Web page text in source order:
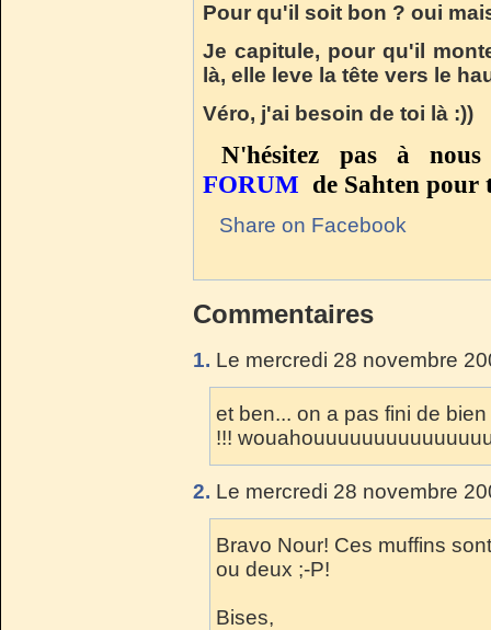
Pour qu'il soit bon ? oui
Je capitule, pour qu'il
là, elle leve la tête vers le
Véro, j'ai besoin de toi là :))
N'hésitez pas à
FORUM de Sahten pour
Share on Facebook
Commentaires
1. Le mercredi 28 novembre
et ben... on a pas fini de
!!!
2. Le mercredi 28 novembre
Bravo Nour! Ces muffins
ou deux ;-P!
Bises,